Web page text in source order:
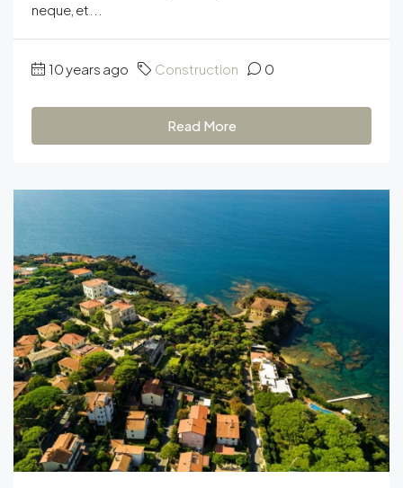
neque, et...
10 years ago Construction 0
Read More